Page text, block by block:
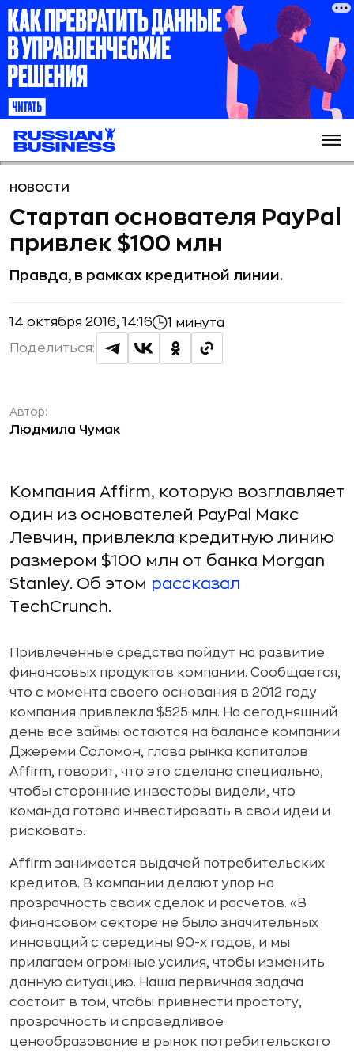
НОВОСТИ
Стартап основателя PayPal
привлек $100 млн
Правда, в рамках кредитной линии.
14 октября 2016, 14:16 1 минута
Поделиться:
Автор:
Людмила Чумак
Компания Affirm, которую возглавляет
один из основателей PayPal Макс
Левчин, привлекла кредитную линию
размером $100 млн от банка Morgan
Stanley. Об этом рассказал
TechCrunch.
Привлеченные средства пойдут на развитие
финансовых продуктов компании. Сообщается,
что с момента своего основания в 2012 году
компания привлекла $525 млн. На сегодняшний
день все займы остаются на балансе компании.
Джереми Соломон, глава рынка капиталов
Affirm, говорит, что это сделано специально,
чтобы сторонние инвесторы видели, что
команда готова инвестировать в свои идеи и
рисковать.
Affirm занимается выдачей потребительских
кредитов. В компании делают упор на
прозрачность своих сделок и расчетов. «В
финансовом секторе не было значительных
инноваций с середины 90-х годов, и мы
прилагаем огромные усилия, чтобы изменить
данную ситуацию. Наша первичная задача
состоит в том, чтобы привнести простоту,
прозрачность и справедливое
ценообразование в рынок потребительского